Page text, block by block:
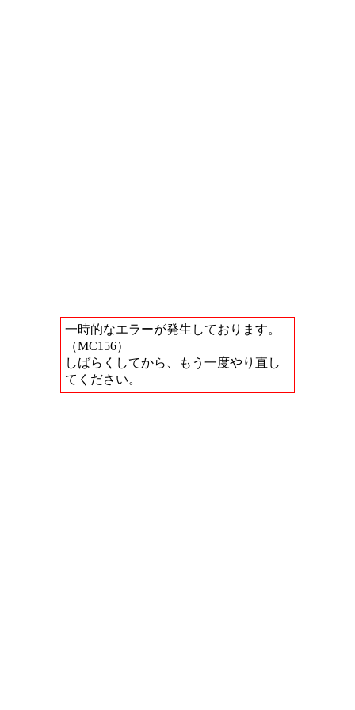
一時的なエラーが発生しております。
（MC156）
しばらくしてから、もう一度やり直し
てください。